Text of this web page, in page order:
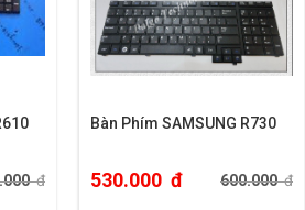
đ
Bàn Phím SAMSUNG R730
530.000 đ 600.000đ